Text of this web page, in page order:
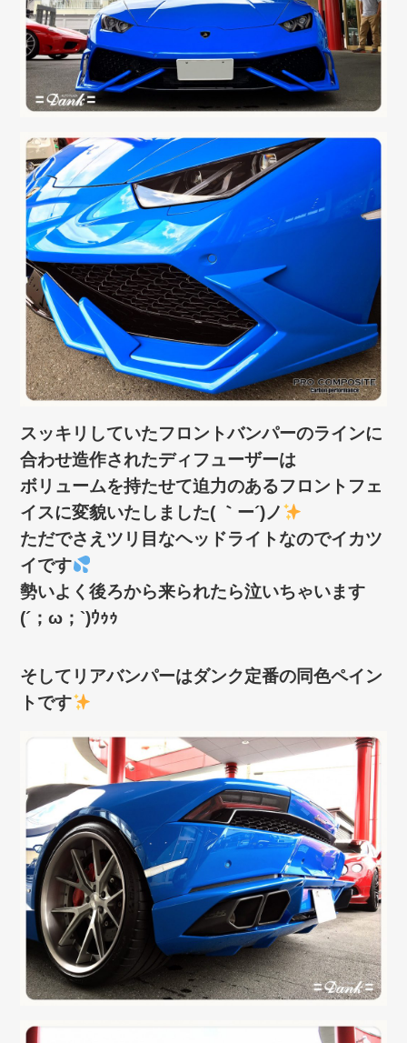
スッキリしていたフロントバンパーのラインに
合わせ造作されたディフューザーは
ボリュームを持たせて迫力のあるフロントフェ
イスに変貌いたしました( ｀ー´)ノ
ただでさえツリ目なヘッドライトなのでイカツ
イです
勢いよく後ろから来られたら泣いちゃいます
(´；ω；`)ｳｩｩ
そしてリアバンパーはダンク定番の同色ペイン
トです